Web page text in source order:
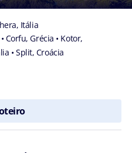
Itália
• Corfu, Grécia • Kotor,
• Split, Croácia